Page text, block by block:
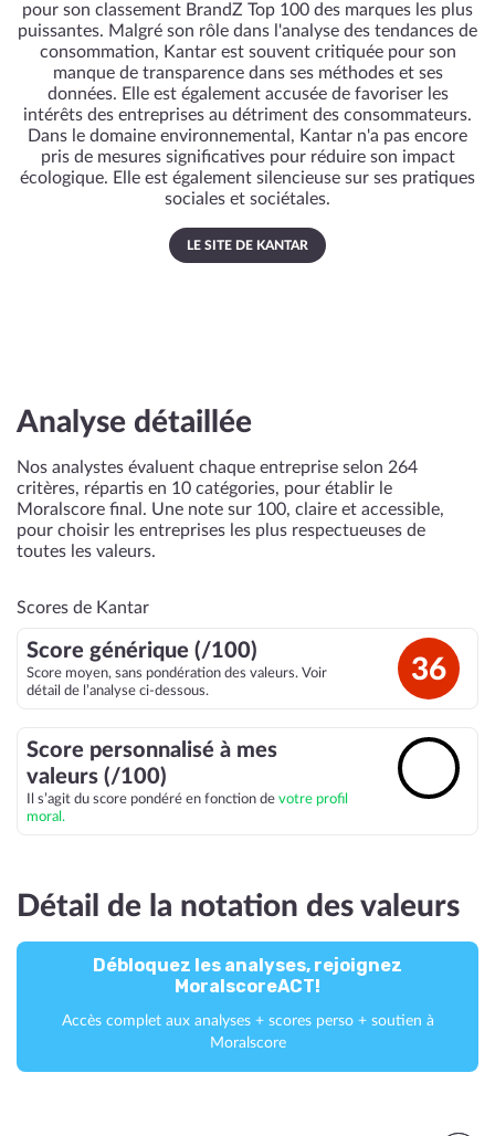
pour son classement BrandZ Top 100 des marques les plus
puissantes. Malgré son rôle dans l'analyse des tendances de
consommation, Kantar est souvent critiquée pour son
manque de transparence dans ses méthodes et ses
données. Elle est également accusée de favoriser les
intérêts des entreprises au détriment des consommateurs.
Dans le domaine environnemental, Kantar n'a pas encore
pris de mesures significatives pour réduire son impact
écologique. Elle est également silencieuse sur ses pratiques
sociales et sociétales.
LE SITE DE KANTAR
Analyse détaillée
Nos analystes évaluent chaque entreprise selon 264
critères, répartis en 10 catégories, pour établir le
Moralscore final. Une note sur 100, claire et accessible,
pour choisir les entreprises les plus respectueuses de
toutes les valeurs.
Scores de Kantar
Score générique (/100)
Score moyen, sans pondération des valeurs. Voir
détail de l’analyse ci-dessous.
36
Score personnalisé à mes
valeurs (/100)
Il s’agit du score pondéré en fonction de votre profil
moral.
Détail de la notation des valeurs
Débloquez les analyses, rejoignez
MoralscoreACT!
Accès complet aux analyses + scores perso + soutien à
Moralscore